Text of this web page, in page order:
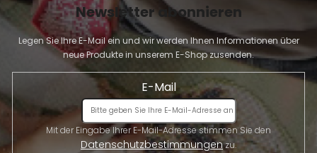
Newsletter abonnieren
Legen Sie Ihre E-Mail ein und wir werden Ihnen Informationen über
neue Produkte in unserem E-Shop zusenden.
E-Mail
Datenschutzbestimmungenzu.